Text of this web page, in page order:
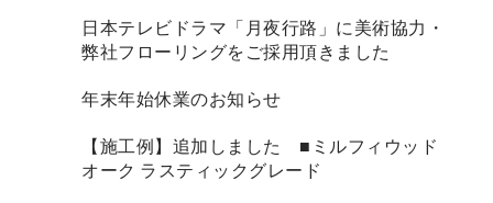
日本テレビドラマ「月夜行路」に美術協力・
弊社フローリングをご採用頂きました
年末年始休業のお知らせ
【施工例】追加しました ■ミルフィウッド
オーク ラスティックグレード